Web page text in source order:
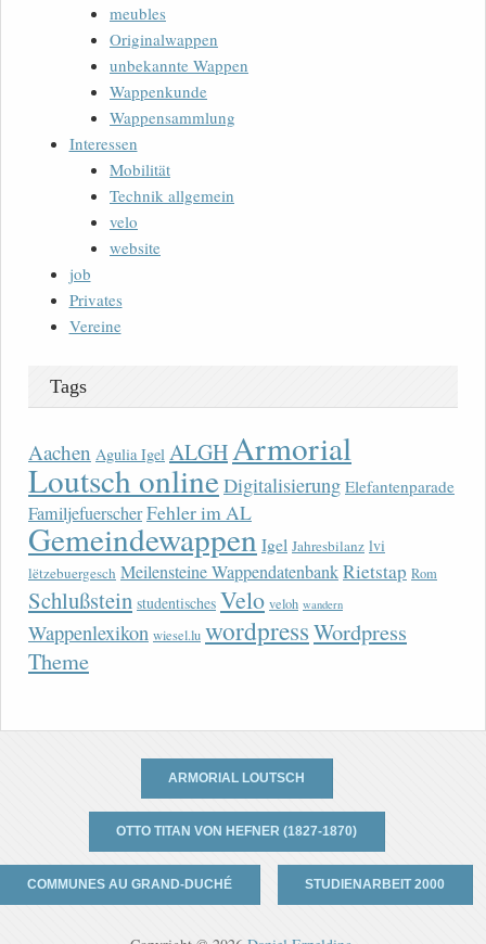
meubles
Originalwappen
unbekannte Wappen
Wappenkunde
Wappensammlung
Interessen
Mobilität
Technik allgemein
velo
website
job
Privates
Vereine
Tags
Aachen Agulia Igel ALGHArmorial
Loutsch onlineDigitalisierung Elefantenparade
FamiljefuerscherFehler im AL
Gemeindewappen Igel Jahresbilanz lvi
lëtzebuergesch Meilensteine WappendatenbankRietstap Rom
Schlußstein studentisches Velo veloh wandern
Wappenlexikon wiesel.lu wordpressWordpress
Theme
ARMORIAL LOUTSCH
OTTO TITAN VON HEFNER (1827-1870)
COMMUNES AU GRAND-DUCHÉ STUDIENARBEIT 2000